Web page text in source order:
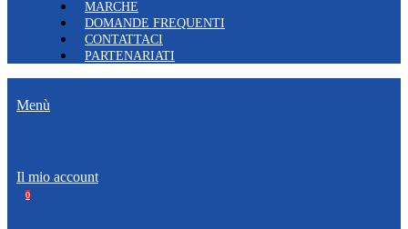
MARCHE
DOMANDE FREQUENTI
CONTATTACI
PARTENARIATI
Menù
Il mio account
0